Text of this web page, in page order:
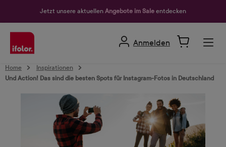
Jetzt unsere aktuellen Angebote im Sale entdecken
Anmelden
Home
Inspirationen
Und Action! Das sind die besten Spots für Instagram-Fotos in Deutschland